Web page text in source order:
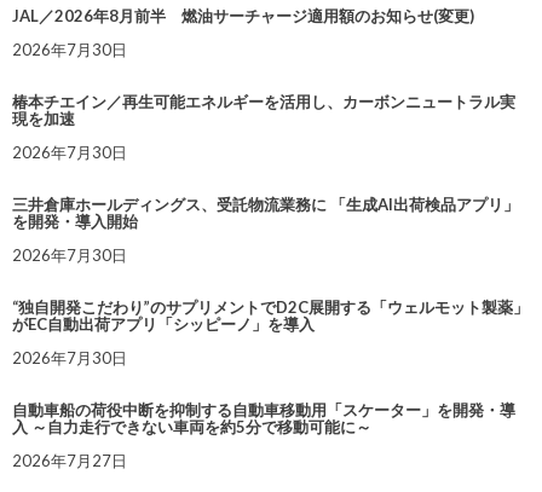
JAL／2026年8月前半 燃油サーチャージ適用額のお知らせ(変更)
2026年7月30日
椿本チエイン／再生可能エネルギーを活用し、カーボンニュートラル実
現を加速
2026年7月30日
三井倉庫ホールディングス、受託物流業務に 「生成AI出荷検品アプリ」
を開発・導入開始
2026年7月30日
“独自開発こだわり”のサプリメントでD2C展開する「ウェルモット製薬」
がEC自動出荷アプリ「シッピーノ」を導入
2026年7月30日
自動車船の荷役中断を抑制する自動車移動用「スケーター」を開発・導
入 ～自力走行できない車両を約5分で移動可能に～
2026年7月27日